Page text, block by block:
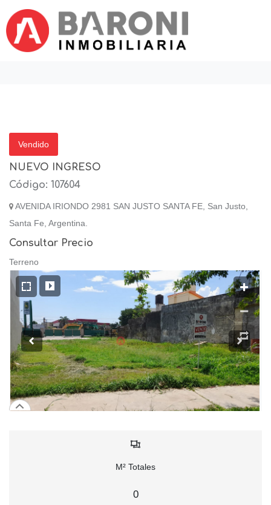
Vendido
NUEVO INGRESO
Código: 107604
AVENIDA IRIONDO 2981 SAN JUSTO SANTA FE, San Justo,
Santa Fe, Argentina.
Consultar Precio
Terreno
M² Totales
0